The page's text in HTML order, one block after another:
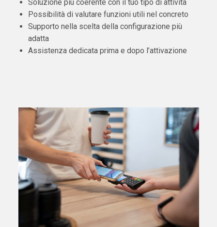
Soluzione più coerente con il tuo tipo di attività
Possibilità di valutare funzioni utili nel concreto
Supporto nella scelta della configurazione più
adatta
Assistenza dedicata prima e dopo l’attivazione